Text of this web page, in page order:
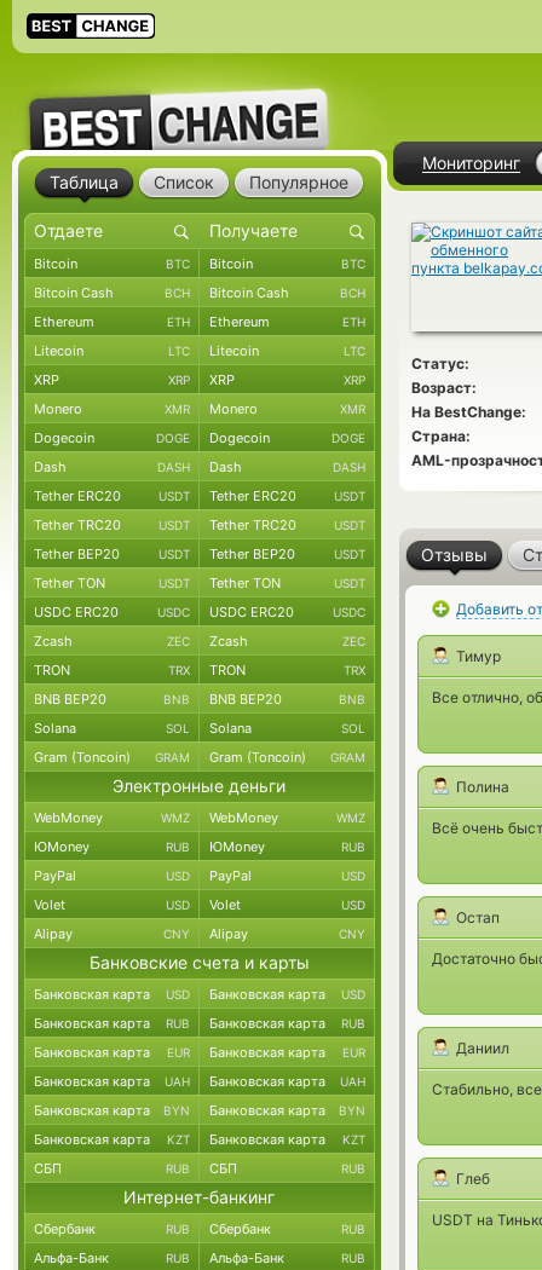
Мониторинг
Статус:
Возраст:
На BestChange:
Страна:
AML-
Отзывы
Добавить
Тимур
Все отлично,
Полина
Всё очень
Остап
Достаточно
Даниил
Стабильно,
Глеб
USDT на
Таблица Список Популярное
Bitcoin BTC Bitcoin BTC
Bitcoin Cash BCH Bitcoin Cash BCH
Ethereum ETH Ethereum ETH
Litecoin LTC Litecoin LTC
XRP XRP XRP XRP
Monero XMR Monero XMR
Dogecoin DOGE Dogecoin DOGE
Dash DASH Dash DASH
Tether ERC20 USDT Tether ERC20 USDT
Tether TRC20 USDT Tether TRC20 USDT
Tether BEP20 USDT Tether BEP20 USDT
Tether TON USDT Tether TON USDT
USDC ERC20 USDC USDC ERC20 USDC
Zcash ZEC Zcash ZEC
TRON TRX TRON TRX
BNB BEP20 BNB BNB BEP20 BNB
Solana SOL Solana SOL
Gram (Toncoin) GRAM Gram (Toncoin) GRAM
Электронные деньги
WebMoney WMZ WebMoney WMZ
ЮMoney RUB ЮMoney RUB
PayPal USD PayPal USD
Volet USD Volet USD
Alipay CNY Alipay CNY
Банковские счета и карты
Банковская карта USD Банковская карта USD
Банковская карта RUB Банковская карта RUB
Банковская карта EUR Банковская карта EUR
Банковская карта UAH Банковская карта UAH
Банковская карта BYN Банковская карта BYN
Банковская карта KZT Банковская карта KZT
СБП RUB СБП RUB
Интернет-банкинг
Сбербанк RUB Сбербанк RUB
Альфа-Банк RUB Альфа-Банк RUB